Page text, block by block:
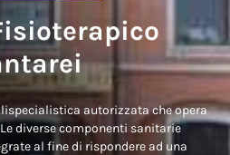
autorizzata che opera
diverse componenti sanitarie
al fine di rispondere ad una